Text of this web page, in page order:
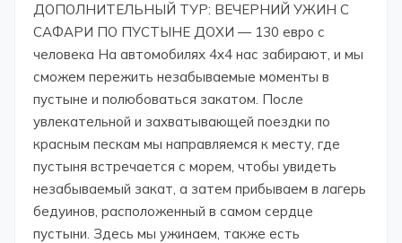
ДОПОЛНИТЕЛЬНЫЙ ТУР: ВЕЧЕРНИЙ УЖИН С
САФАРИ ПО ПУСТЫНЕ ДОХИ — 130 евро с
человека На автомобилях 4x4 нас забирают, и мы
сможем пережить незабываемые моменты в
пустыне и полюбоваться закатом. После
увлекательной и захватывающей поездки по
красным пескам мы направляемся к месту, где
пустыня встречается с морем, чтобы увидеть
незабываемый закат, а затем прибываем в лагерь
бедуинов, расположенный в самом сердце
пустыни. Здесь мы ужинаем, также есть